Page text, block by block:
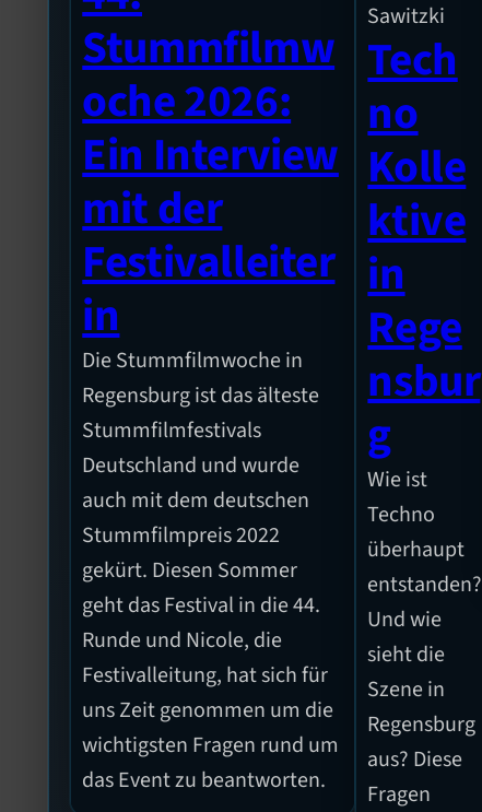
Stummfilmw
oche 2026:
Ein Interview
mit der
Festivalleiter
in
Die Stummfilmwoche in
Regensburg ist das älteste
Stummfilmfestivals
Deutschland und wurde
auch mit dem deutschen
Stummfilmpreis 2022
gekürt. Diesen Sommer
geht das Festival in die 44.
Runde und Nicole, die
Festivalleitung, hat sich für
uns Zeit genommen um die
wichtigsten Fragen rund um
das Event zu beantworten.
Sawitzki
Tech
no
Kolle
ktive
in
Rege
nsbur
g
Wie ist
Techno
überhaupt
entstanden?
Und wie
sieht die
Szene in
Regensburg
aus? Diese
Fragen